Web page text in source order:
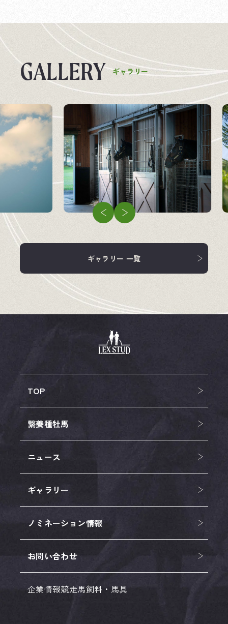
GALLERY ギャラリー
ギャラリー 一覧
TOP
繋養種牡馬
ニュース
ギャラリー
ノミネーション情報
お問い合わせ
企業情報競走馬飼料・馬具